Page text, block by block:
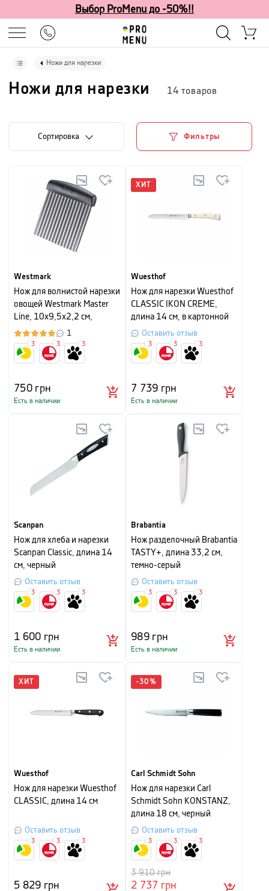
Выбор ProMenu до -50%!!
Ножи для нарезки
Ножи для нарезки 14 товаров
Cортировка Фильтры
Westmark
Нож для волнистой нарезки
овощей Westmark Master
Line, 10x9,5x2,2 см,
серебристый 1
750грн
Есть в наличии
3 3 3
ХИТ
Wuesthof
Нож для нарезки Wuesthof
CLASSIC IKON CREME,
длина 14 см, в картонной
упаковке
Оставить отзыв
7 739 грн
Есть в наличии
3 3 3
Scanpan
Нож для хлеба и нарезки
Scanpan Classic, длина 14
см, черный
Оставить отзыв
1 600 грн
Есть в наличии
3 3 3
Brabantia
Нож разделочный Brabantia
TASTY+, длина 33,2 см,
темно-серый
Оставить отзыв
989грн
Есть в наличии
3 3 3
ХИТ
Wuesthof
Нож для нарезки Wuesthof
CLASSIC, длина 14 см
Оставить отзыв
5 829 грн
3 3 3
-30 %
Carl Schmidt Sohn
Нож для нарезки Carl
Schmidt Sohn KONSTANZ,
длина 18 см, черный
Оставить отзыв
2 737 грн
3 910грн
3 3 3